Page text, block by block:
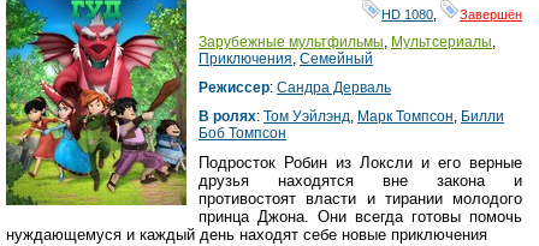
HD 1080, Завершён
Зарубежные мультфильмы, Мультсериалы,
Приключения, Семейный
Режиссер: Сандра Дерваль
В ролях: Том Уэйлэнд, Марк Томпсон, Билли
Боб Томпсон
Подросток Робин из Локсли и его верные
друзья находятся вне закона и
противостоят власти и тирании молодого
принца Джона. Они всегда готовы помочь
нуждающемуся и каждый день находят себе новые приключения